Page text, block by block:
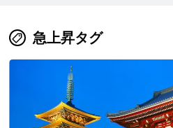
急上昇タグ